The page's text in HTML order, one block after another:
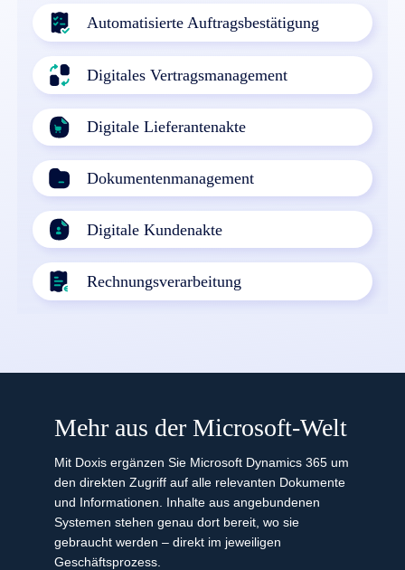
Automatisierte Auftragsbestätigung
Digitales Vertragsmanagement
Digitale Lieferantenakte
Dokumenten­management
Digitale Kundenakte
Rechnungsverarbeitung
Mehr aus der Microsoft-Welt
Mit Doxis ergänzen Sie Microsoft Dynamics 365 um
den direkten Zugriff auf alle relevanten Dokumente
und Informationen. Inhalte aus angebundenen
Systemen stehen genau dort bereit, wo sie
gebraucht werden – direkt im jeweiligen
Geschäftsprozess.